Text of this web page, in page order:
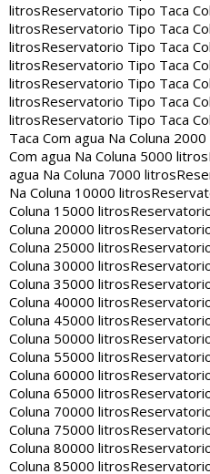
litrosReservatorio Tipo Taca
litrosReservatorio Tipo Taca
litrosReservatorio Tipo Taca
litrosReservatorio Tipo Taca
litrosReservatorio Tipo Taca
litrosReservatorio Tipo Taca
litrosReservatorio Tipo Taca
Taca Com agua Na Coluna
Com agua Na Coluna 5000 litros
agua Na Coluna 7000 litros
Na Coluna 10000 litros
Coluna 15000 litros
Coluna 20000 litros
Coluna 25000 litros
Coluna 30000 litros
Coluna 35000 litros
Coluna 40000 litros
Coluna 45000 litros
Coluna 50000 litros
Coluna 55000 litros
Coluna 60000 litros
Coluna 65000 litros
Coluna 70000 litros
Coluna 75000 litros
Coluna 80000 litros
Coluna 85000 litros